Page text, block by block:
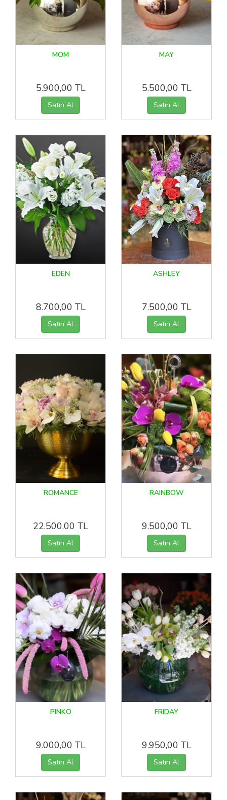
MOM
5.900,00 TL
MAY
5.500,00 TL
EDEN
8.700,00 TL
ASHLEY
7.500,00 TL
ROMANCE
22.500,00 TL
RAINBOW
9.500,00 TL
PINKO
9.000,00 TL
FRIDAY
9.950,00 TL